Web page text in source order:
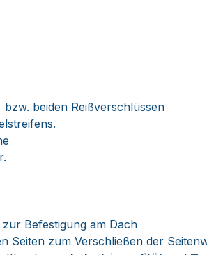
beiden Reißverschlüssen
Befestigung am Dach
Seiten zum Verschließen der